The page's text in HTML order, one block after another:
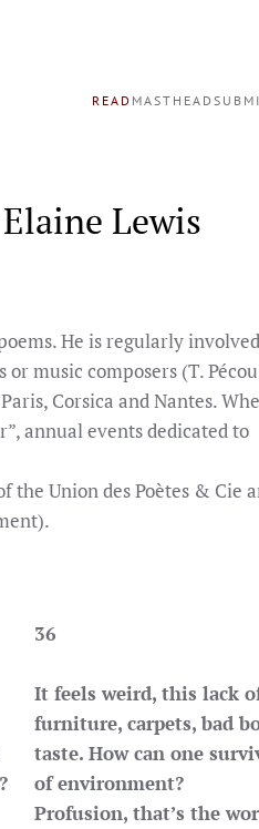
READ MASTHEAD
Lewis
He is regularly
music composers (T.
Corsica and Nantes.
annual events dedicated to
the Union des Poètes & Cie
36
It feels weird, this lack
furniture, carpets, bad
taste. How can one
of environment?
Profusion, that’s the